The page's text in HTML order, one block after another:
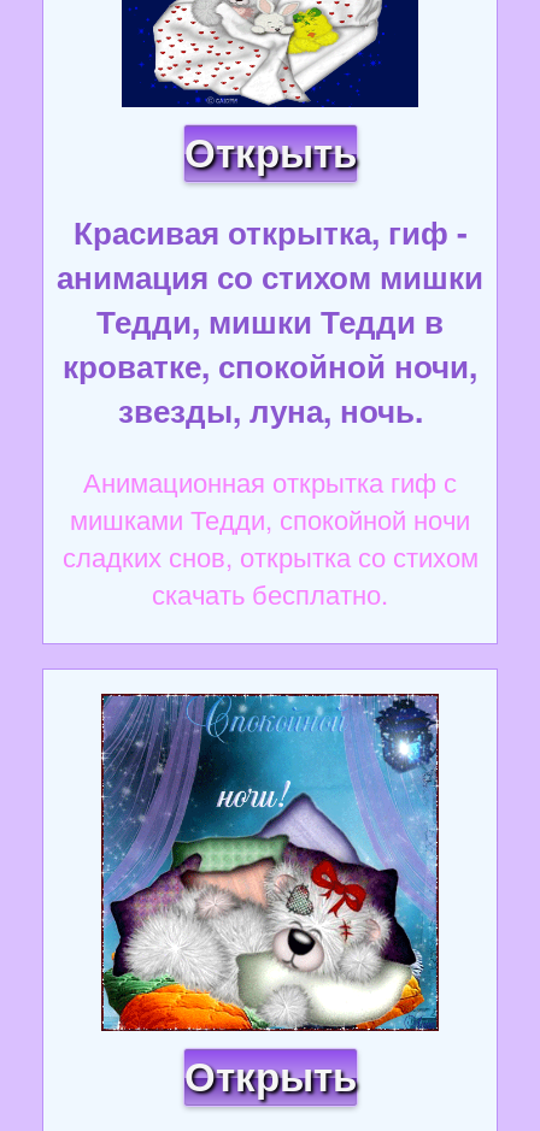
Открыть
Красивая открытка, гиф -
анимация со стихом мишки
Тедди, мишки Тедди в
кроватке, спокойной ночи,
звезды, луна, ночь.
Анимационная открытка гиф с
мишками Тедди, спокойной ночи
сладких снов, открытка со стихом
скачать бесплатно.
Открыть